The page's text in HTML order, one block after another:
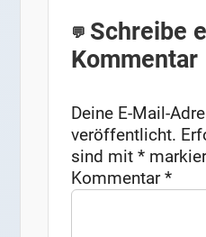
Schreibe
Kommentar
Deine E-Mail-
veröffentlicht.
sind mit*
Kommentar*